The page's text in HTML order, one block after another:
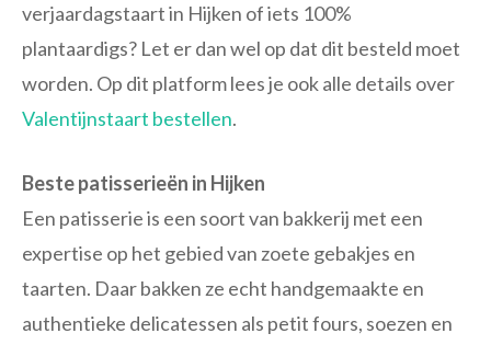
verjaardagstaart in Hijken of iets 100%
plantaardigs? Let er dan wel op dat dit besteld moet
worden. Op dit platform lees je ook alle details over
Valentijnstaart bestellen.
Beste patisserieën in Hijken
Een patisserie is een soort van bakkerij met een
expertise op het gebied van zoete gebakjes en
taarten. Daar bakken ze echt handgemaakte en
authentieke delicatessen als petit fours, soezen en